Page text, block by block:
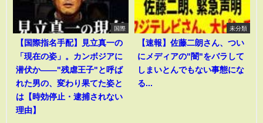
国際
【国際指名手配】見立真一の
「現在の姿」。カンボジアに
潜伏か――"残虐王子"と呼ば
れた男の、変わり果てた姿と
は【時効停止・逮捕されない
理由】
未分類
【速報】佐藤二朗さん、つい
にメディアの"闇"をバラして
しまいとんでもない事態にな
る...